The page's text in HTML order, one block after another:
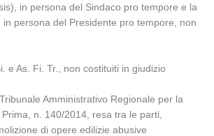
in persona del Sindaco pro tempore e la
in persona del Presidente pro tempore, non
e As. Fi. Tr., non costituiti in giudizio
Amministrativo Regionale per la
n. 140/2014, resa tra le parti,
di opere edilizie abusive